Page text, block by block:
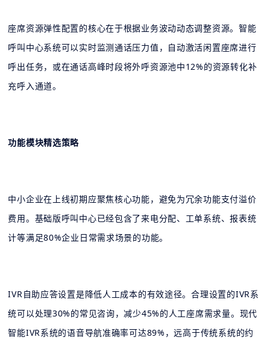
座席资源弹性配置的核心在于根据业务波动动态调整资源。智能
呼叫中心系统可以实时监测通话压力值，自动激活闲置座席进行
呼出任务，或在通话高峰时段将外呼资源池中12%的资源转化补
充呼入通道。
功能模块精选策略
中小企业在上线初期应聚焦核心功能，避免为冗余功能支付溢价
费用。基础版呼叫中心已经包含了来电分配、工单系统、报表统
计等满足80%企业日常需求场景的功能。
IVR自助应答设置是降低人工成本的有效途径。合理设置的IVR系
统可以处理30%的常见咨询，减少45%的人工座席需求量。现代
智能IVR系统的语音导航准确率可达89%，远高于传统系统的约